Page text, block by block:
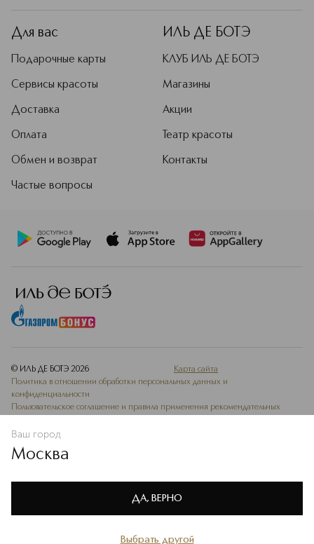
Политике конфиденциальности
Для вас
Подарочные карты
Сервисы красоты
Доставка
Оплата
Обмен и возврат
Частые вопросы
ИЛЬ ДЕ БОТЭ
КЛУБ ИЛЬ ДЕ БОТЭ
Магазины
Акции
Театр красоты
Контакты
© ИЛЬ ДЕ БОТЭ 2026
Карта сайта
Политика в отношении обработки персональных данных и
конфиденциальности
Пользовательское соглашение и правила применения рекомендательных
Ведомость СОУТ
Ваш город
Москва
Выбрать другой
ДА, ВЕРНО